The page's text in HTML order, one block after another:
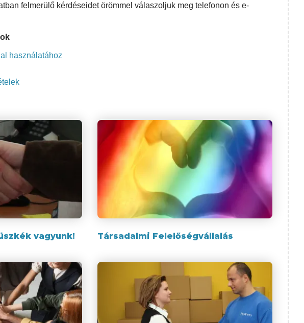
felmerülő kérdéseidet örömmel válaszoljuk meg telefonon és e-
használatához
vagyunk! Társadalmi Felelőségvállalás